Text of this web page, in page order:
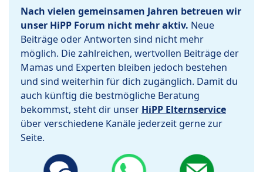
Nach vielen gemeinsamen Jahren betreuen wir
unser HiPP Forum nicht mehr aktiv. Neue
Beiträge oder Antworten sind nicht mehr
möglich. Die zahlreichen, wertvollen Beiträge der
Mamas und Experten bleiben jedoch bestehen
und sind weiterhin für dich zugänglich. Damit du
auch künftig die bestmögliche Beratung
bekommst, steht dir unser HiPP Elternservice
über verschiedene Kanäle jederzeit gerne zur
Seite.